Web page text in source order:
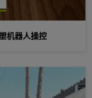
机器人操控
、推理路径和自动标注